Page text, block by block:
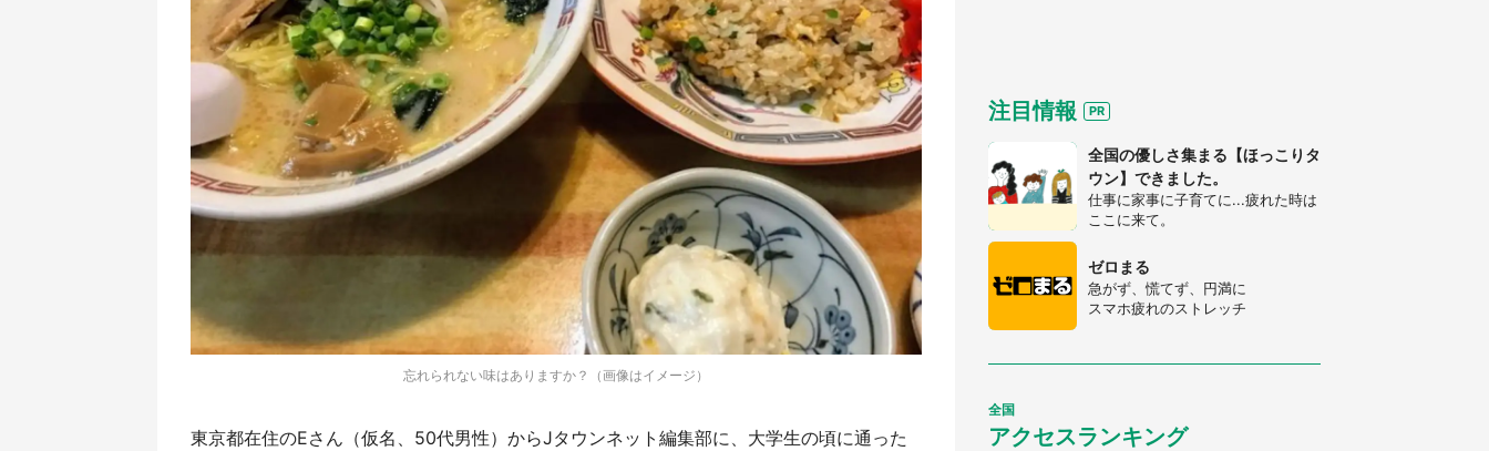
忘れられない味はありますか？（画像はイメージ）
東京都在住のEさん（仮名、50代男性）からJタウンネット編集部に、大学生の頃に通った
注目情報
全国の優しさ集まる【ほっこりタ
ウン】できました。
仕事に家事に子育てに...疲れた時は
ここに来て。
ゼロまる
急がず、慌てず、円満に
スマホ疲れのストレッチ
全国
アクセスランキング